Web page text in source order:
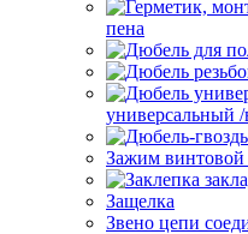
пена
универсальный /
Зажим винтовой
Защелка
Звено цепи